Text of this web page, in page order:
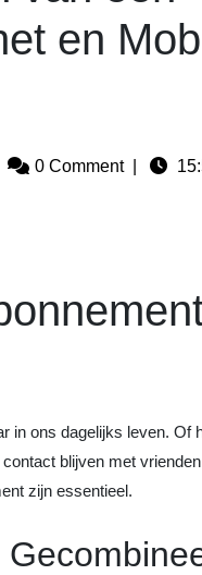
en
0 Comment
in ons dagelijks leven. Of
blijven met
zijn essentieel.